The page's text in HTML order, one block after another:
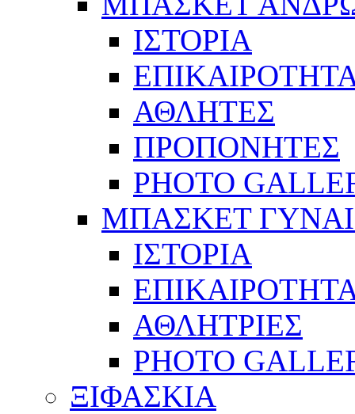
ΙΣΤΟΡΙΑ
ΑΘΛΗΤΕΣ
ΠΡΟΠΟΝΗΤΕΣ
PHOTO
ΜΠΑΣΚΕΤ
ΙΣΤΟΡΙΑ
ΑΘΛΗΤΡΙΕΣ
PHOTO
ΞΙΦΑΣΚΙΑ